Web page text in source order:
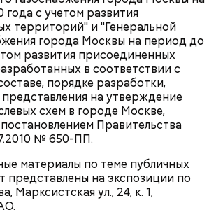
с учетом развития
территорий" и "Генеральной
города Москвы на период до
развития присоединенных
в соответствии с
порядке разработки,
представления на утверждение
схем в городе Москве,
Правительства
№ 650-ПП.
материалы по теме публичных
представлены на экспозиции по
Марксистская ул., 24, к. 1,
проектные решения позволят
не только выставки и экскурсии
части музея, включающей
Булгакова, столовую и спальню,
в других помещениях
спектакли, вести студийно-
и образовательную